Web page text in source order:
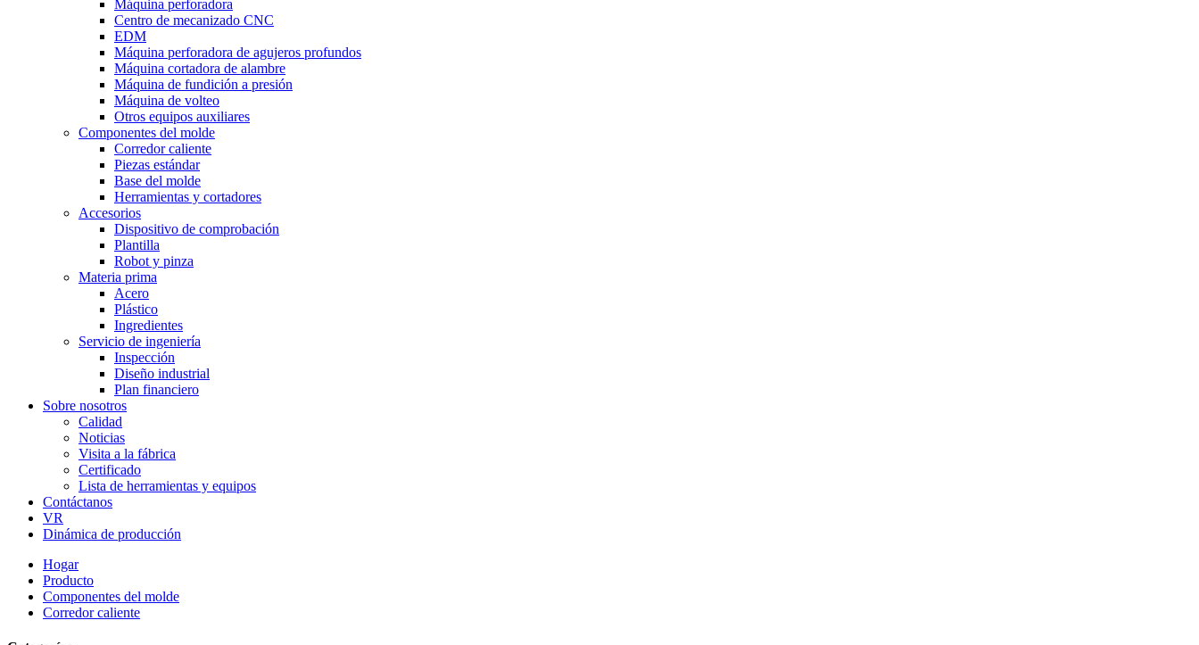
Máquina perforadora
Centro de mecanizado CNC
EDM
Máquina perforadora de agujeros profundos
Máquina cortadora de alambre
Máquina de fundición a presión
Máquina de volteo
Otros equipos auxiliares
Componentes del molde
Corredor caliente
Piezas estándar
Base del molde
Herramientas y cortadores
Accesorios
Dispositivo de comprobación
Plantilla
Robot y pinza
Materia prima
Acero
Plástico
Ingredientes
Servicio de ingeniería
Inspección
Diseño industrial
Plan financiero
Sobre nosotros
Calidad
Noticias
Visita a la fábrica
Certificado
Lista de herramientas y equipos
Contáctanos
VR
Dinámica de producción
Hogar
Producto
Componentes del molde
Corredor caliente